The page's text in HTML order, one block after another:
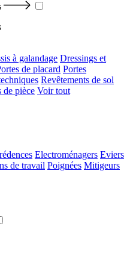
à galandage Dressings et
de placard Portes
Revêtements de sol
de pièce Voir tout
Electroménagers Eviers
de travail Poignées Mitigeurs